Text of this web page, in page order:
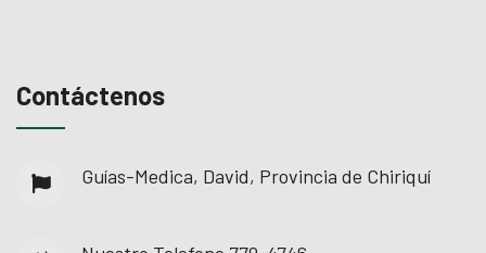
Contáctenos
Guías-Medica, David, Provincia de Chiriquí